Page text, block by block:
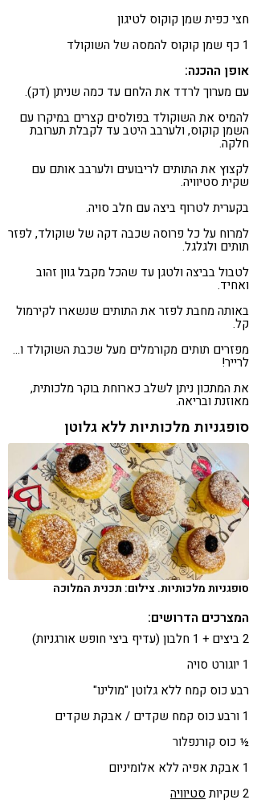
חצי כפית שמן קוקוס לטיגון
1 כף שמן קוקוס להמסה של השוקולד
אופן ההכנה:
עם מערוך לרדד את הלחם עד כמה שניתן (דק).
להמיס את השוקולד בפולסים קצרים במיקרו עם
השמן קוקוס, ולערבב היטב עד לקבלת תערובת
חלקה.
לקצוץ את התותים לריבועים ולערבב אותם עם
שקית סטיוויה.
בקערית לטרוף ביצה עם חלב סויה.
למרוח על כל פרוסה שכבה דקה של שוקולד, לפזר
תותים ולגלגל.
לטבול בביצה ולטגן עד שהכל מקבל גוון זהוב
ואחיד.
באותה מחבת לפזר את התותים שנשארו לקירמול
קל.
מפזרים תותים מקורמלים מעל שכבת השוקולד ו…
לרייר!
את המתכון ניתן לשלב כארוחת בוקר מלכותית,
מאוזנת ובריאה.
סופגניות מלכותיות ללא גלוטן
סופגניות מלכותיות. צילום: תכנית המלוכה
המצרכים הדרושים:
2 ביצים + 1 חלבון (עדיף ביצי חופש אורגניות)
1 יוגורט סויה
רבע כוס קמח ללא גלוטן "מולינו"
1 ורבע כוס קמח שקדים / אבקת שקדים
½ כוס קורנפלור
1 אבקת אפיה ללא אלומיניום
2 שקיות
סטיוויה